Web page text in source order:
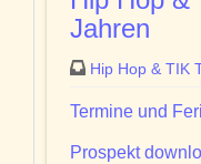
Jahren
Hip Hop & TIK
Termine und
Prospekt